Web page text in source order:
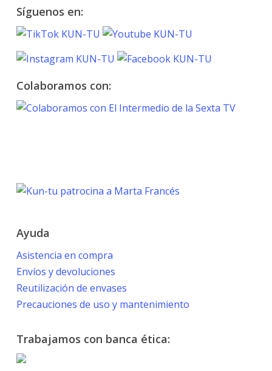
Síguenos en:
Colaboramos con:
Ayuda
Asistencia en compra
Envíos y devoluciones
Reutilización de envases
Precauciones de uso y mantenimiento
Trabajamos con banca ética: